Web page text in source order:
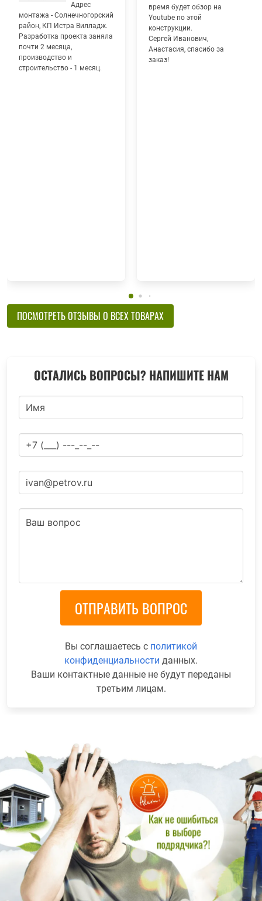
Адрес
монтажа - Солнечногорский
район, КП Истра Вилладж.
Разработка проекта заняла
почти 2 месяца,
производство и
строительство - 1 месяц.
время будет обзор на
Youtube по этой
конструкции.
Сергей Иванович,
Анастасия, спасибо за
заказ!
ПОСМОТРЕТЬ ОТЗЫВЫ О ВСЕХ ТОВАРАХ
ОСТАЛИСЬ ВОПРОСЫ? НАПИШИТЕ НАМ
Вы соглашаетесь с политикой
конфиденциальности данных.
Ваши контактные данные не будут переданы
третьим лицам.